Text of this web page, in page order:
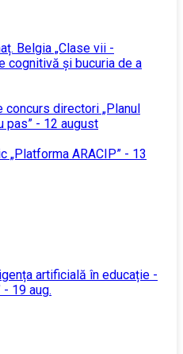
Belgia „Clase vii -
cognitivă și bucuria de a
concurs directori „Planul
pas” - 12 august
„Platforma ARACIP” - 13
artificială în educație -
19 aug.